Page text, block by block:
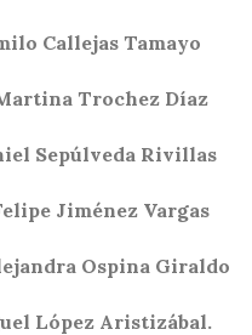
Callejas Tamayo
Trochez Díaz
Sepúlveda Rivillas
Jiménez Vargas
Ospina Giraldo
López Aristizábal.